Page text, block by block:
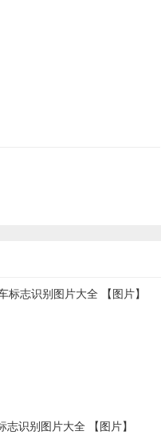
志识别图片大全 【图片】